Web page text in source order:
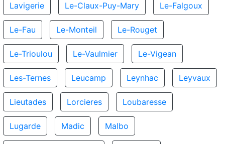
Lavigerie Le-Claux-Puy-Mary Le-Falgoux
Le-Fau Le-Monteil Le-Rouget
Le-Trioulou Le-Vaulmier Le-Vigean
Les-Ternes Leucamp Leynhac Leyvaux
Lieutades Lorcieres Loubaresse
Lugarde Madic Malbo